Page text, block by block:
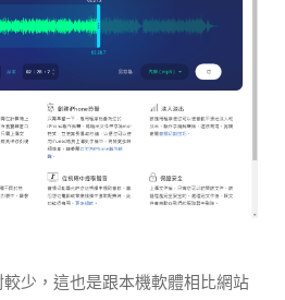
較少，這也是跟本機軟體相比網站